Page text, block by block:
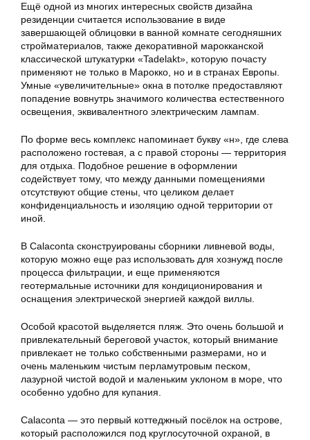
Ещё одной из многих интересных свойств дизайна
резиденции считается использование в виде
завершающей облицовки в ванной комнате сегодняшних
стройматериалов, также декоративной марокканской
классической штукатурки «Tadelakt», которую почасту
применяют не только в Марокко, но и в странах Европы.
Умные «увеличительные» окна в потолке предоставляют
попадение вовнутрь значимого количества естественного
освещения, эквивалентного электрическим лампам.
По форме весь комплекс напоминает букву «н», где слева
расположено гостевая, а с правой стороны — территория
для отдыха. Подобное решение в оформлении
содействует тому, что между данными помещениями
отсутствуют общие стены, что целиком делает
конфиденциальность и изоляцию одной территории от
иной.
В Calaconta сконструированы сборники ливневой воды,
которую можно еще раз использовать для хознужд после
процесса фильтрации, и еще применяются
геотермальные источники для кондиционирования и
оснащения электрической энергией каждой виллы.
Особой красотой выделяется пляж. Это очень большой и
привлекательный береговой участок, который внимание
привлекает не только собственными размерами, но и
очень маленьким чистым перламутровым песком,
лазурной чистой водой и маленьким уклоном в море, что
особенно удобно для купания.
Calaconta — это первый коттеджный посёлок на острове,
который расположился под круглосуточной охраной, в